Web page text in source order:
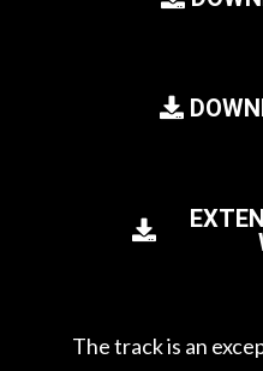
The track is an